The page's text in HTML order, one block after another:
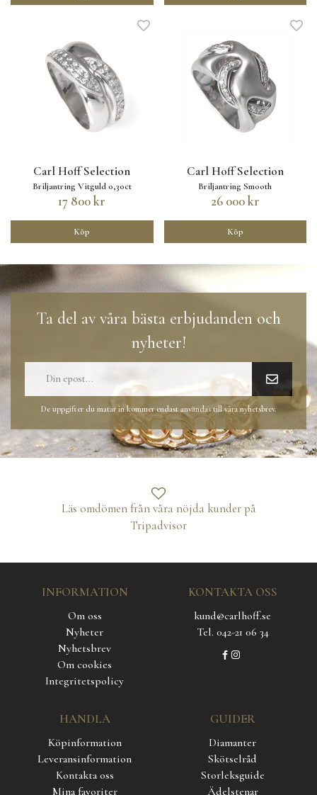
Carl Hoff Selection
Briljantring Vitguld 0,30ct
17 800 kr
Köp
Carl Hoff Selection
Briljantring Smooth
26 000 kr
Köp
Ta del av våra bästa erbjudanden och
nyheter!
De uppgifter du matar in kommer endast användas till våra nyhetsbrev.
Läs omdömen från våra nöjda kunder på
Tripadvisor
INFORMATION
Om oss
Nyheter
Nyhetsbrev
Om cookies
Integritetspolicy
KONTAKTA OSS
kund@carlhoff.se
Tel. 042-21 06 34
HANDLA
Köpinformation
Leveransinformation
Kontakta oss
Mina favoriter
GUIDER
Diamanter
Skötselråd
Storleksguide
Ädelstenar